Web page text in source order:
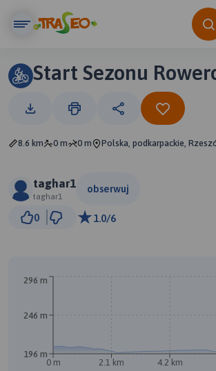
Start Sezonu
8.6 km 0 m 0 m Polska, podkarpackie,
taghar1
taghar1
obserwuj
0 1.0/6
0 m 2.1 km 4.2 km
196 m
246 m
296 m